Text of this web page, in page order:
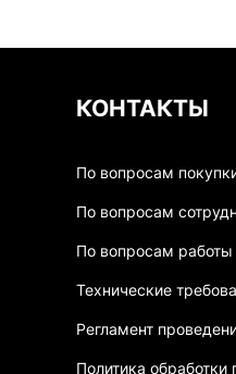
КОНТАКТЫ
По вопросам
По вопросам
По вопросам работы
Технические
Регламент
Политика